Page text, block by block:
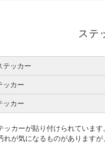
ステ
テッカー
ッカー
ッカー
ッカーが貼り付けられています
れが気になるものがあります